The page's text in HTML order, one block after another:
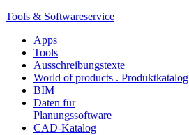
Tools & Softwareservice
Apps
Tools
Ausschreibungstexte
World of products . Produktkatalog
BIM
Daten für
Planungssoftware
CAD-Katalog